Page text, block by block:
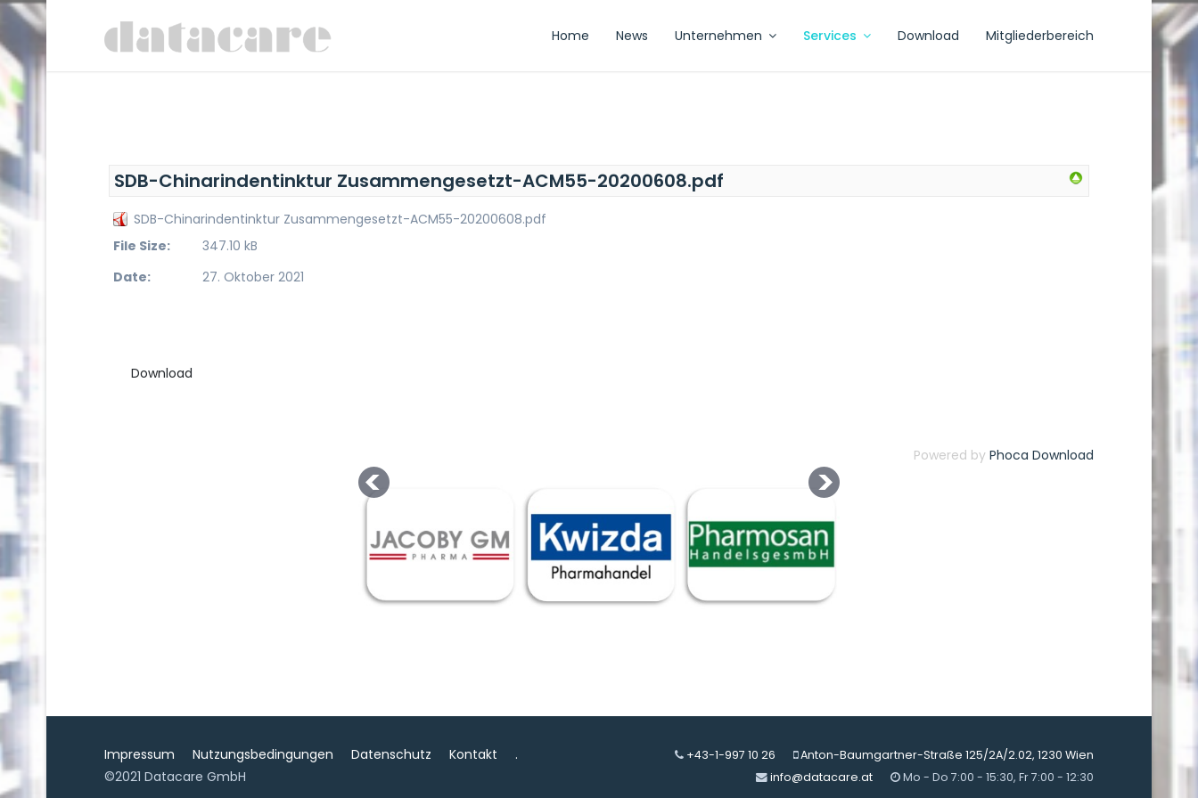
Home News Unternehmen Services Download Mitgliederbereich
SDB-Chinarindentinktur Zusammengesetzt-ACM55-20200608.pdf
SDB-Chinarindentinktur Zusammengesetzt-ACM55-20200608.pdf
File Size:
347.10 kB
Date:
27. Oktober 2021
Powered by Phoca Download
Impressum Nutzungsbedingungen Datenschutz Kontakt
.
©2021 Datacare GmbH
+43-1-997 10 26
Anton-Baumgartner-Straße 125/2A/2.02, 1230 Wien
info@datacare.at
Mo - Do 7:00 - 15:30, Fr 7:00 - 12:30